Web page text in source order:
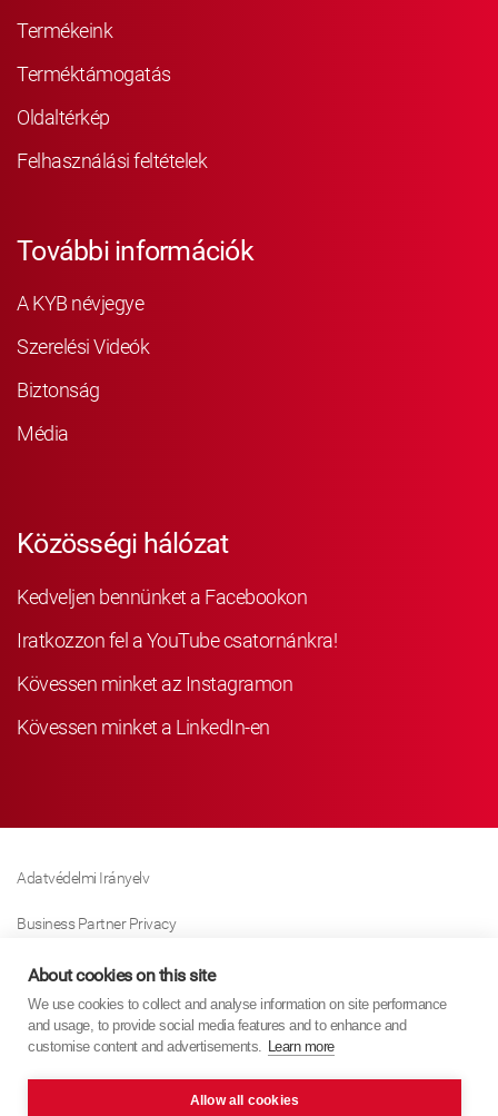
Termékeink
Terméktámogatás
Oldaltérkép
Felhasználási feltételek
További információk
A KYB névjegye
Szerelési Videók
Biztonság
Média
Közösségi hálózat
Kedveljen bennünket a Facebookon
Iratkozzon fel a YouTube csatornánkra!
Kövessen minket az Instagramon
Kövessen minket a LinkedIn-en
Adatvédelmi Irányelv
Business Partner Privacy
Sütikre Vonatkozó Irányelv
Modern Slavery Act Policy
About cookies on this site
We use cookies to collect and analyse information on site performance
and usage, to provide social media features and to enhance and
customise content and advertisements. Learn more
Allow all cookies